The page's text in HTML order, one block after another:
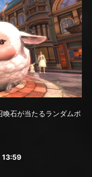
石が当たるランダムボ
13:59